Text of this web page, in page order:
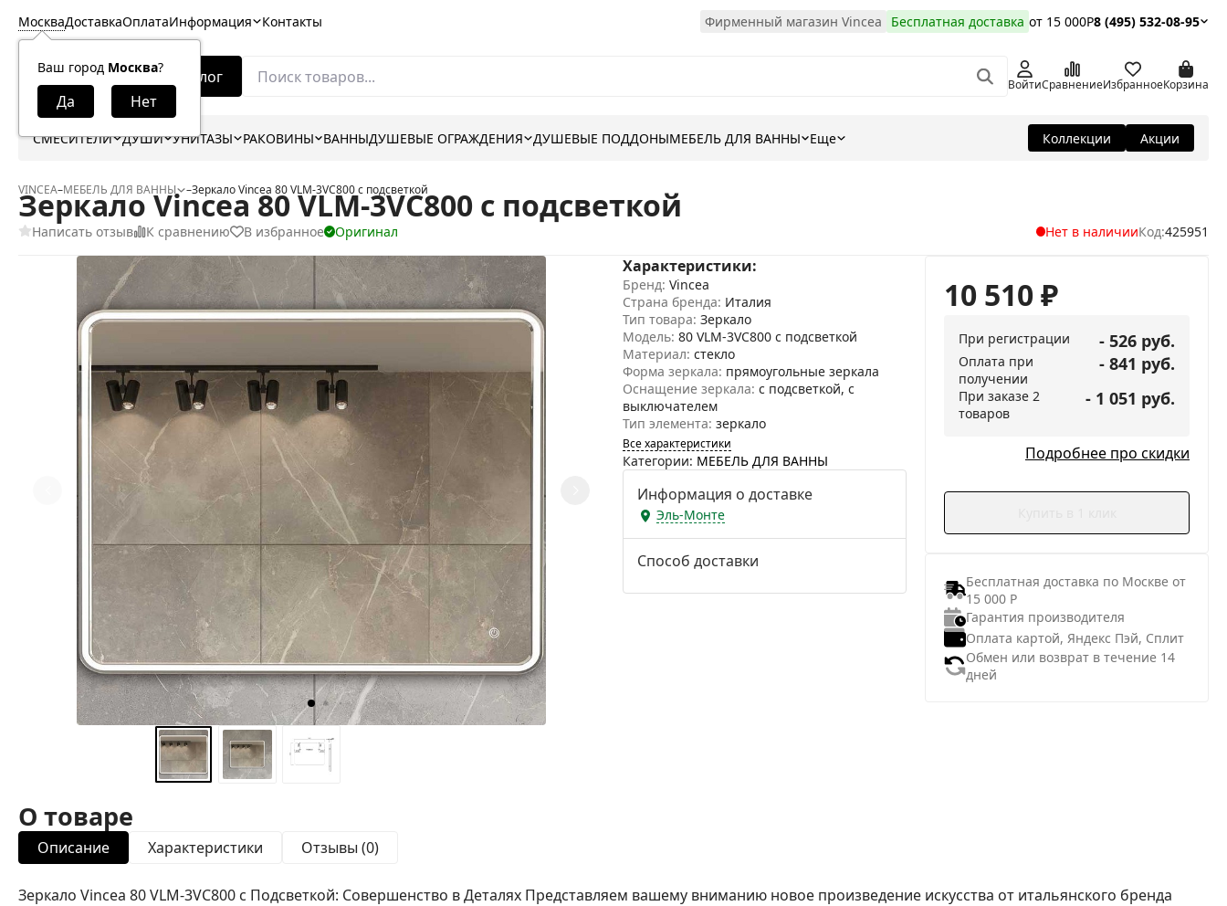
Москва
Ваш город Москва?
ДоставкаОплатаИнформация Контакты Фирменный магазин Vincea Бесплатная доставка от 15 000Р8 (495) 532-08-95
Каталог ВойтиСравнениеИзбранноеКорзина
СМЕСИТЕЛИ ДУШИ УНИТАЗЫ РАКОВИНЫ ВАННЫДУШЕВЫЕ ОГРАЖДЕНИЯ ДУШЕВЫЕ ПОДДОНЫМЕБЕЛЬ ДЛЯ ВАННЫ Еще Коллекции Акции
VINCEA–МЕБЕЛЬ ДЛЯ ВАННЫ –Зеркало Vincea 80 VLM-3VC800 с подсветкой
Зеркало Vincea 80 VLM-3VC800 с подсветкой
Написать отзыв К сравнению В избранное Оригинал Нет в наличииКод:425951
Характеристики:
Бренд: Vincea
Страна бренда: Италия
Тип товара: Зеркало
Модель: 80 VLM-3VC800 с подсветкой
Материал: стекло
Форма зеркала: прямоугольные зеркала
Оснащение зеркала: с подсветкой, с
выключателем
Тип элемента: зеркало
Все характеристики
Категории: МЕБЕЛЬ ДЛЯ ВАННЫ
Информация о доставке
Эль-Монте
Способ доставки
10 510₽
При регистрации - 526 руб.
Оплата при
получении
- 841 руб.
При заказе 2
товаров
- 1 051 руб.
Подробнее про скидки
Бесплатная доставка по Москве от
15 000 Р
Гарантия производителя
Оплата картой, Яндекс Пэй, Сплит
Обмен или возврат в течение 14
дней
О товаре
Описание Характеристики Отзывы (0)
Зеркало Vincea 80 VLM-3VC800 с Подсветкой: Совершенство в Деталях Представляем вашему вниманию новое произведение искусства от итальянского бренда